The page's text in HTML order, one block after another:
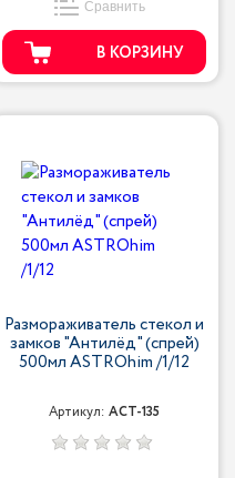
Сравнить
В КОРЗИНУ
Размораживатель стекол и
замков "Антилёд" (спрей)
500мл ASTROhim /1/12
Артикул: ACT-135